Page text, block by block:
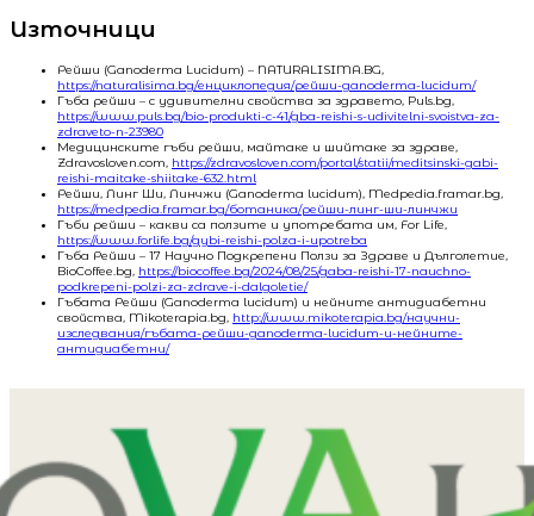
Източници
Рейши (Ganoderma Lucidum) – NATURALISIMA.BG,
https://naturalisima.bg/енциклопедия/рейши-ganoderma-lucidum/
Гъба рейши – с удивителни свойства за здравето, Puls.bg,
https://www.puls.bg/bio-produkti-c-41/gba-reishi-s-udivitelni-svoistva-za-
zdraveto-n-23980
Медицинските гъби рейши, майтаке и шийтаке за здраве,
Zdravosloven.com, https://zdravosloven.com/portal/statii/meditsinski-gabi-
reishi-maitake-shiitake-632.html
Рейши, Линг Ши, Линчжи (Ganoderma lucidum), Medpedia.framar.bg,
https://medpedia.framar.bg/ботаника/рейши-линг-ши-линчжи
Гъби рейши – какви са ползите и употребата им, For Life,
https://www.forlife.bg/gybi-reishi-polza-i-upotreba
Гъба Рейши – 17 Научно Подкрепени Ползи за Здраве и Дълголетие,
BioCoffee.bg, https://biocoffee.bg/2024/08/25/gaba-reishi-17-nauchno-
podkrepeni-polzi-za-zdrave-i-dalgoletie/
Гъбата Рейши (Ganoderma lucidum) и нейните антидиабетни
свойства, Mikoterapia.bg, http://www.mikoterapia.bg/научни-
изследвания/гъбата-рейши-ganoderma-lucidum-и-нейните-
антидиабетни/